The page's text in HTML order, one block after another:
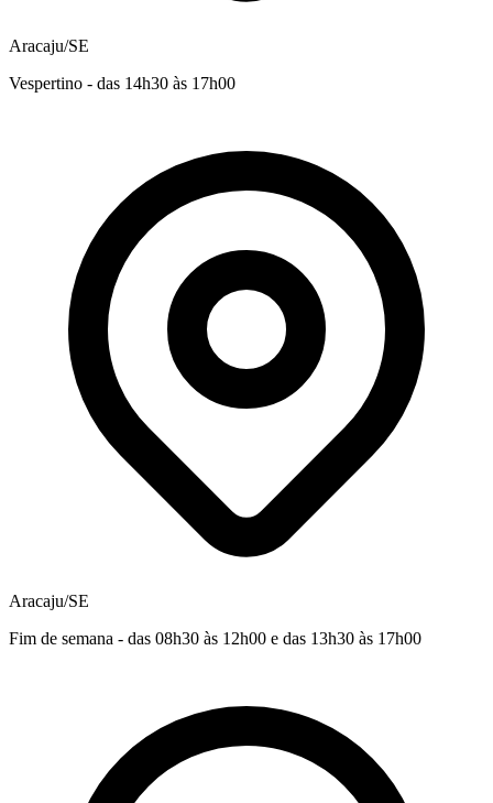
Aracaju/SE
Vespertino - das 14h30 às 17h00
Aracaju/SE
Fim de semana - das 08h30 às 12h00 e das 13h30 às 17h00